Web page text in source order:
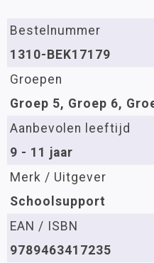
Bestelnummer
1310-BEK17179
Groepen
Groep 5, Groep 6,
Aanbevolen leeftijd
9 - 11 jaar
Merk / Uitgever
Schoolsupport
EAN / ISBN
9789463417235